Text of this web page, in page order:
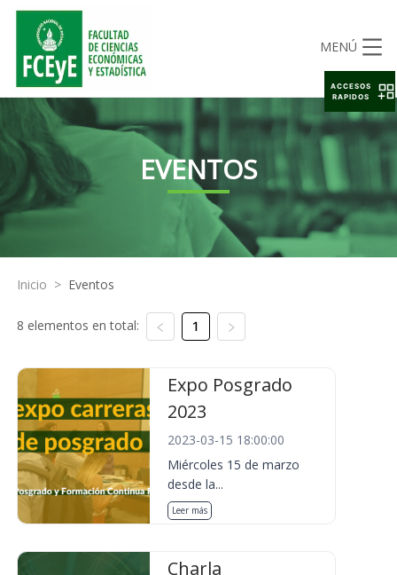
MENÚ
EVENTOS
Inicio > Eventos
8 elementos en total: 1
Expo Posgrado
2023
2023-03-15 18:00:00
Miércoles 15 de marzo
desde la...
Leer más
Charla
ACCESOS
RAPIDOS